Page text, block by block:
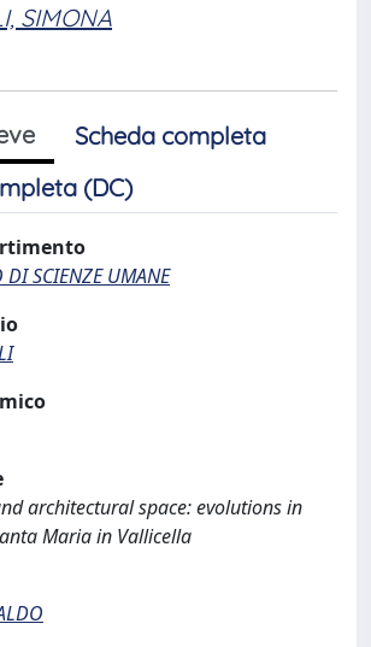
SIMONA
Scheda completa
(DC)
DI SCIENZE UMANE
architectural space: evolutions in
Maria in Vallicella